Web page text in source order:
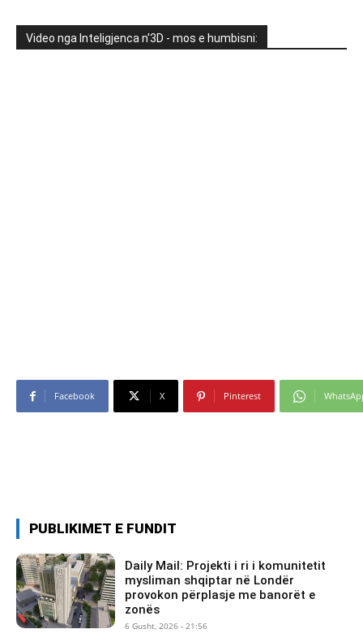
Video nga Inteligjenca n'3D - mos e humbisni:
Facebook X Pinterest
PUBLIKIMET E FUNDIT
Daily Mail: Projekti i ri i komunitetit
mysliman shqiptar në Londër
provokon përplasje me banorët e
zonës
6 Gusht, 2026 - 21:56